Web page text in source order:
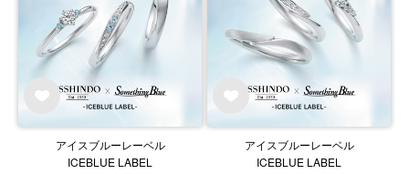
アイスブルーレーベル
ICEBLUE LABEL
アイスブルーレーベル
ICEBLUE LABEL